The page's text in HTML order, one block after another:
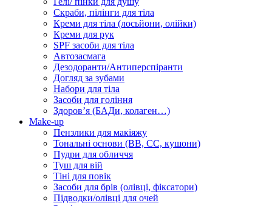
Скраби, пілінги для тіла
Креми для тіла (лосьйони, олійки)
Креми для рук
SPF засоби для тіла
Автозасмага
Дезодоранти/Антиперспіранти
Догляд за зубами
Набори для тіла
Засоби для гоління
Здоровʼя (БАДи, колаген…)
Make-up
Пензлики для макіяжу
Тональні основи (BB, CC, кушони)
Пудри для обличчя
Туш для вій
Тіні для повік
Засоби для брів (олівці, фіксатори)
Підводки/олівці для очей